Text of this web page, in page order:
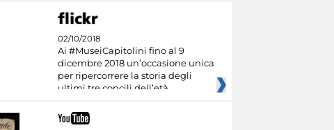
02/10/2018
Ai #MuseiCapitolini fino al 9
dicembre 2018 un’occasione unica
per ripercorrere la storia degli
ultimi tre concili dell’età